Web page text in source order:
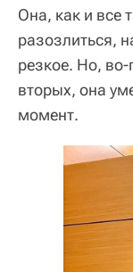
Она, как и все
разозлиться,
резкое. Но,
вторых, она
момент.